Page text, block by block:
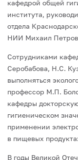
кафедрой общей
института,
отдела
НИИ Михаил
Сотрудниками
Серобабова, Н.С.
выполняться
профессор М.П.
кафедры
гигиеническом
применении
в пищевых
В годы Великой